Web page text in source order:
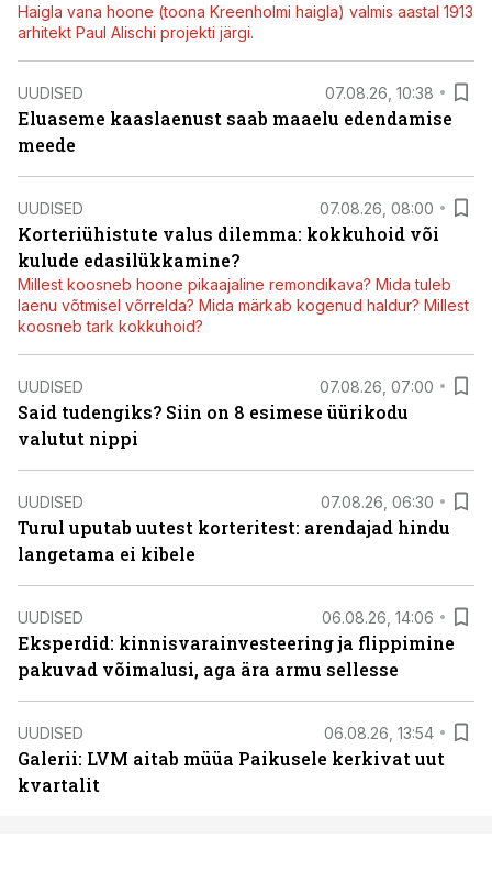
Haigla vana hoone (toona Kreenholmi haigla) valmis aastal 1913
arhitekt Paul Alischi projekti järgi.
UUDISED 07.08.26, 10:38
Eluaseme kaaslaenust saab maaelu edendamise
meede
UUDISED 07.08.26, 08:00
Korteriühistute valus dilemma: kokkuhoid või
kulude edasilükkamine?
Millest koosneb hoone pikaajaline remondikava? Mida tuleb
laenu võtmisel võrrelda? Mida märkab kogenud haldur? Millest
koosneb tark kokkuhoid?
UUDISED 07.08.26, 07:00
Said tudengiks? Siin on 8 esimese üürikodu
valutut nippi
UUDISED 07.08.26, 06:30
Turul uputab uutest korteritest: arendajad hindu
langetama ei kibele
UUDISED 06.08.26, 14:06
Eksperdid: kinnisvarainvesteering ja flippimine
pakuvad võimalusi, aga ära armu sellesse
UUDISED 06.08.26, 13:54
Galerii: LVM aitab müüa Paikusele kerkivat uut
kvartalit